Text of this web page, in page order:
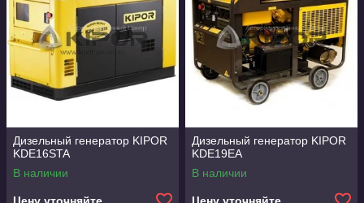
Дизельный генератор KIPOR
KDE16STA
В наличии
Дизельный генератор KIPOR
KDE19EA
В наличии